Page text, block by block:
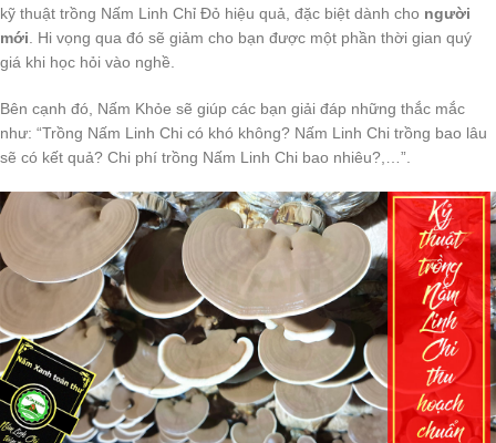
kỹ thuật trồng Nấm Linh Chỉ Đỏ hiệu quả, đặc biệt dành cho người
mới . Hi vọng qua đó sẽ giảm cho bạn được một phần thời gian quý
giá khi học hỏi vào nghề.
Bên cạnh đó, Nấm Khỏe sẽ giúp các bạn giải đáp những thắc mắc
như: “Trồng Nấm Linh Chi có khó không? Nấm Linh Chi trồng bao lâu
sẽ có kết quả? Chi phí trồng Nấm Linh Chi bao nhiêu?,…”.